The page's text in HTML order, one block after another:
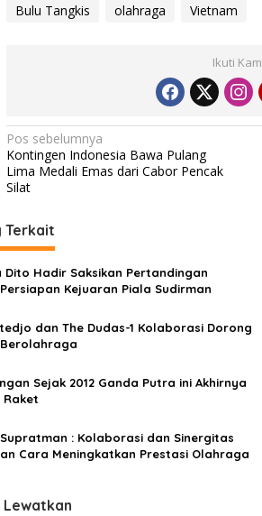
Bulu Tangkis olahraga Vietnam
Ikuti
Navigasi
pos
Pos sebelumnya
Kontingen Indonesia Bawa Pulang
Lima Medali Emas dari Cabor Pencak
Silat
Terkait
Dito Hadir Saksikan Pertandingan
Kejuaran Piala Sudirman
dan The Dudas-1 Kolaborasi Dorong
Sejak 2012 Ganda Putra ini Akhirnya
Raket
Supratman : Kolaborasi dan Sinergitas
Cara Meningkatkan Prestasi Olahraga
Lewatkan